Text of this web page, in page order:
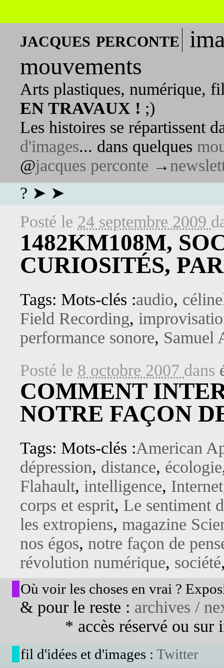
jacques perconte
mouvements
Arts plastiques, numérique,
EN TRAVAUX ! ;)
Les histoires se répartissent
d'images... dans quelques
@jacques perconte →
? ➤ ➤
Posté le 24 septembre 2009
1482KM108M,
CURIOSITÉS,
Tags: Mots-clés :audio,
Field Recording,
performance sonore, Samuel
Posté le 8 octobre 2007 dans
COMMENT
NOTRE FAÇON
Tags: Mots-clés :American
dépression, distance, écologie
Flahault, intelligence, Internet
corps et esprit, Le sentiment
les extropiens, magazine
nos égos, notre façon de
révolution numérique, société
Où voir les choses en vrai ?
& pour le reste : archives /
* accès réservé ou sur
fil d'idées et d'images : Twitter